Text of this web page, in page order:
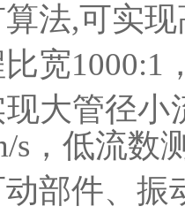
法,可实现
宽1000:1
大管径小
s，低流数
部件、振